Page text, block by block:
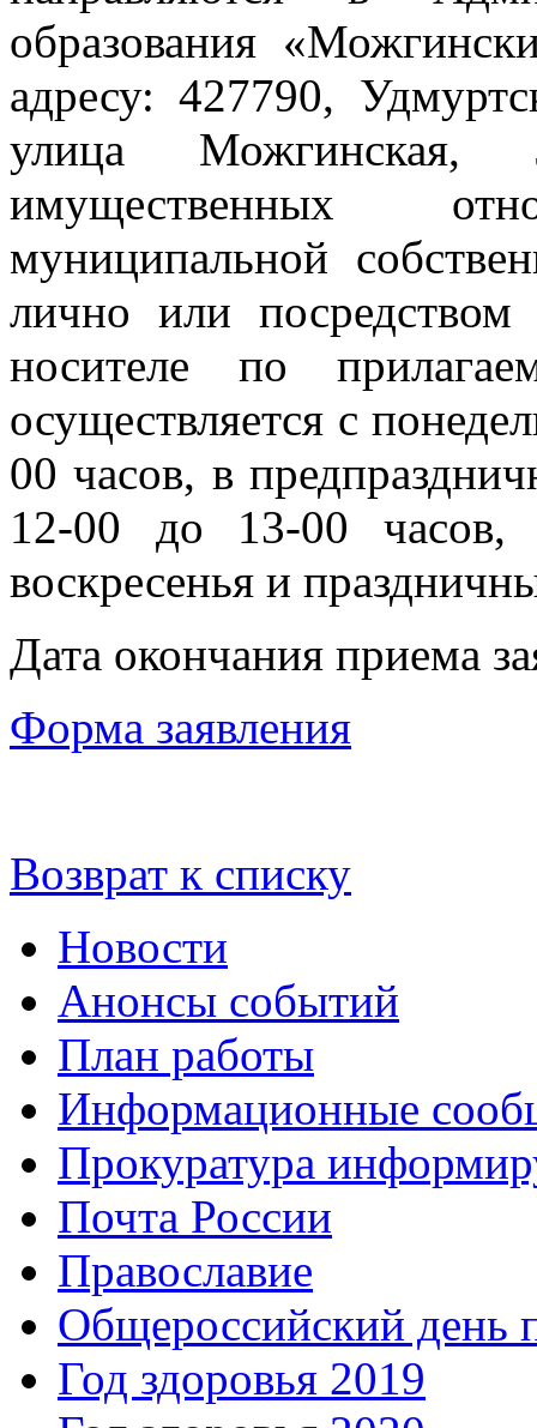
образования
адресу: 427790,
улица
имущественных
муниципальной
лично или
носителе по
осуществляется с
00 часов, в
12-00 до 13-00
воскресенья и
Дата окончания приема
Форма заявления
Возврат к списку
Новости
Анонсы событий
План работы
Информационные
Прокуратура
Почта России
Православие
Общероссийский день
Год здоровья 2019